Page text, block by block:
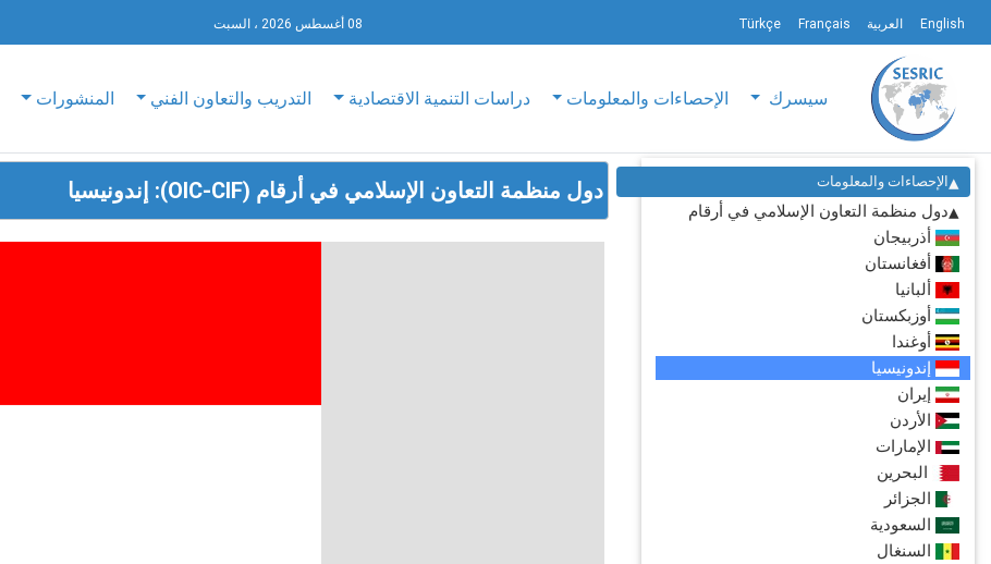
English العربية Français
Türkçe 08 أغسطس 2026 ، السبت
سيسرك الإحصاءات والمعلومات دراسات التنمية الاقتصادية التدريب والتعاون الفني المنشورات
الإحصاءات والمعلومات
دول منظمة التعاون الإسلامي في أرقام
أذربيجان
أفغانستان
ألبانيا
أوزبكستان
أوغندا
إندونيسيا
إيران
الأردن
الإمارات
البحرين
الجزائر
السعودية
السنغال
دول منظمة التعاون الإسلامي في أرقام (OIC-CIF): إندونيسيا